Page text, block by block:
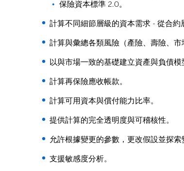
保險資本標準 2.0。
計算不同細節層級的資本需求 - 從合約
計算與彙總各類風險（產險、壽險、
以與市場一致的基礎建立資產與負債模
計算再保險應收帳款。
計算可用資本與償付能力比率。
提供計算的完全透明度與可稽核性。
允許根據變更的參數，更改假設並探索
支援敏感度分析。